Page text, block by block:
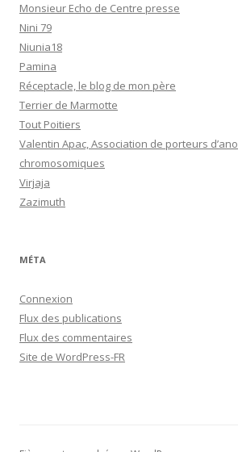
Monsieur Echo de Centre presse
Nini 79
Niunia18
Pamina
Réceptacle, le blog de mon père
Terrier de Marmotte
Tout Poitiers
Valentin Apac, Association de porteurs
chromosomiques
Virjaja
Zazimuth
MÉTA
Connexion
Flux des publications
Flux des commentaires
Site de WordPress-FR